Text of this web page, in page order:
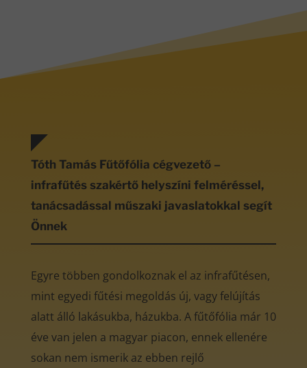
Tóth Tamás Fűtőfólia cégvezető –
infrafűtés szakértő helyszíni felméréssel,
tanácsadással műszaki javaslatokkal segít
Önnek
Egyre többen gondolkoznak el az infrafűtésen,
mint egyedi fűtési megoldás új, vagy felújítás
alatt álló lakásukba, házukba. A fűtőfólia már 10
éve van jelen a magyar piacon, ennek ellenére
sokan nem ismerik az ebben rejlő